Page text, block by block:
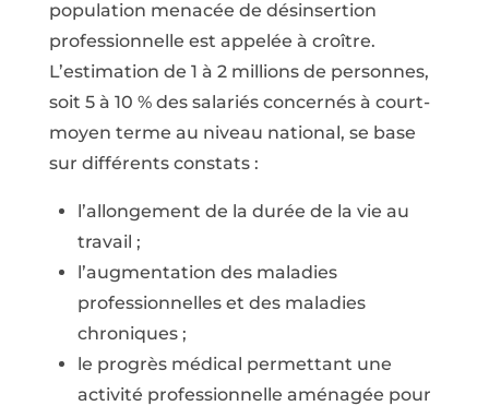
population menacée de désinsertion
professionnelle est appelée à croître.
L’estimation de 1 à 2 millions de personnes,
soit 5 à 10 % des salariés concernés à court-
moyen terme au niveau national, se base
sur différents constats :
l’allongement de la durée de la vie au
travail ;
l’augmentation des maladies
professionnelles et des maladies
chroniques ;
le progrès médical permettant une
activité professionnelle aménagée pour